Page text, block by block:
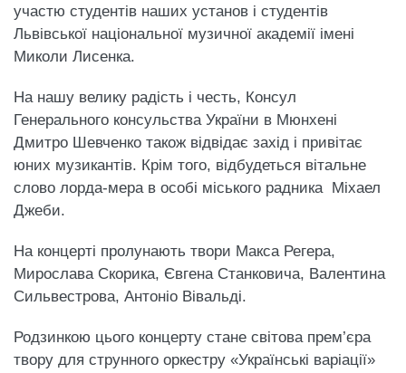
участю студентів наших установ і студентів
Львівської національної музичної академії імені
Миколи Лисенка.
На нашу велику радість і честь, Консул
Генерального консульства України в Мюнхені
Дмитро Шевченко також відвідає захід і привітає
юних музикантів. Крім того, відбудеться вітальне
слово лорда-мера в особі міського радника Міхаел
Джеби.
На концерті пролунають твори Макса Регера,
Мирослава Скорика, Євгена Станковича, Валентина
Сильвестрова, Антоніо Вівальді.
Родзинкою цього концерту стане світова прем’єра
твору для струнного оркестру «Українські варіації»